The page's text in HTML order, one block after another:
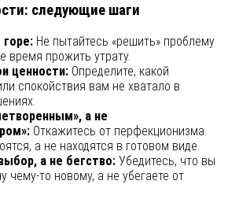
следующие шаги
горе: Не пытайтесь «решить» проблему
время прожить утрату.
ценности: Определите, какой
спокойствия вам не хватало в
а не
Откажитесь от перфекционизма.
а не находятся в готовом виде.
а не бегство: Убедитесь, что вы
чему-то новому, а не убегаете от